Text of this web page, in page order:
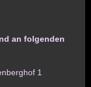
an folgenden
1